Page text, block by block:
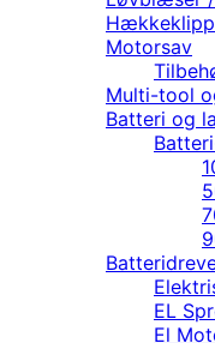
Motorsav
Multi-tool
Batteri og
EL
El